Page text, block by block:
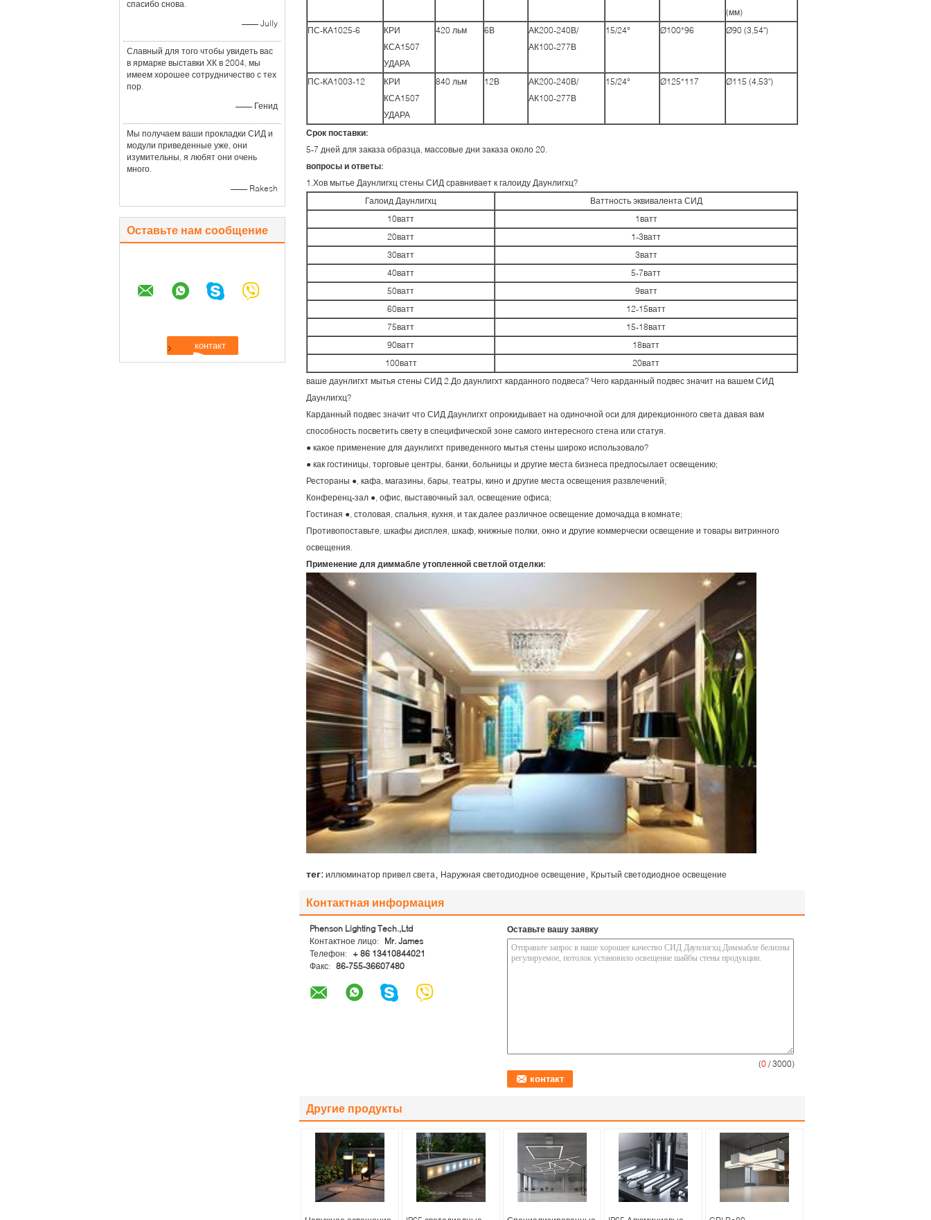
спасибо снова.
—— Jully
Славный для того чтобы увидеть вас
в ярмарке выставки ХК в 2004, мы
имеем хорошее сотрудничество с тех
пор.
—— Генид
Мы получаем ваши прокладки СИД и
модули приведенные уже, они
изумительны, я любят они очень
много.
—— Rakesh
Оставьте нам сообщение
(мм)
ПС-КА1025-6
КРИ
КСА1507
УДАРА
420 льм 6В
АК200-240В/
АК100-277В
15/24° Ø100*96 Ø90 (3,54")
ПС-КА1003-12
КРИ
КСА1507
УДАРА
840 льм 12В
АК200-240В/
АК100-277В
15/24° Ø125*117 Ø115 (4,53")
Срок поставки:
5-7 дней для заказа образца, массовые дни заказа около 20.
вопросы и ответы:
1.Хов мытье Даунлигхц стены СИД сравнивает к галоиду Даунлигхц?
Галоид Даунлигхц
Ваттность эквивалента СИД
10ватт
1ватт
20ватт
1-3ватт
30ватт
3ватт
40ватт
5-7ватт
50ватт
9ватт
60ватт
12-15ватт
75ватт
15-18ватт
90ватт
18ватт
100ватт
20ватт
ваше даунлигхт мытья стены СИД 2.До даунлигхт карданного подвеса? Чего карданный подвес значит на вашем СИД
Даунлигхц?
Карданный подвес значит что СИД Даунлигхт опрокидывает на одиночной оси для дирекционного света давая вам
способность посветить свету в специфической зоне самого интересного стена или статуя.
● какое применение для даунлигхт приведенного мытья стены широко использовало?
● как гостиницы, торговые центры, банки, больницы и другие места бизнеса предпосылает освещению;
Рестораны ●, кафа, магазины, бары, театры, кино и другие места освещения развлечений;
Конференц-зал ●, офис, выставочный зал, освещение офиса;
Гостиная ●, столовая, спальня, кухня, и так далее различное освещение домочадца в комнате;
Противопоставьте, шкафы дисплея, шкаф, книжные полки, окно и другие коммерчески освещение и товары витринного
освещения.
Применение для диммабле утопленной светлой отделки:
тег: иллюминатор привел света Наружная светодиодное освещение Крытый светодиодное освещение
Контактная информация
Phenson Lighting Tech.,Ltd
Контактное лицо:
Mr. James
Телефон:
+ 86 13410844021
Факс: 86-755-36607480
Оставьте вашу заявку
(0 / 3000)
Другие продукты